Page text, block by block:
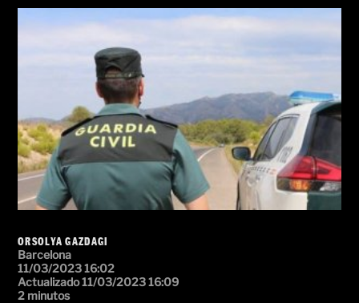
ORSOLYA GAZDAGI
Barcelona
11/03/2023 16:02
Actualizado 11/03/2023 16:09
2 minutos